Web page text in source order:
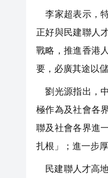
李家超表示，
正好與民建聯人
戰略，推進香港
要，必廣其途以
劉光源指出，
極作為及社會各
聯及社會各界進
扎根」；進一步
民建聯人才高